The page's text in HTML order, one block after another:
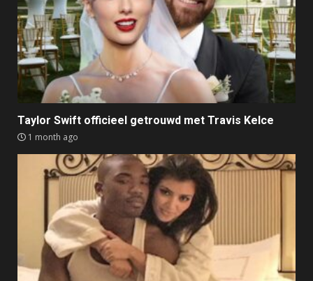
Taylor Swift officieel getrouwd met Travis Kelce
1 month ago